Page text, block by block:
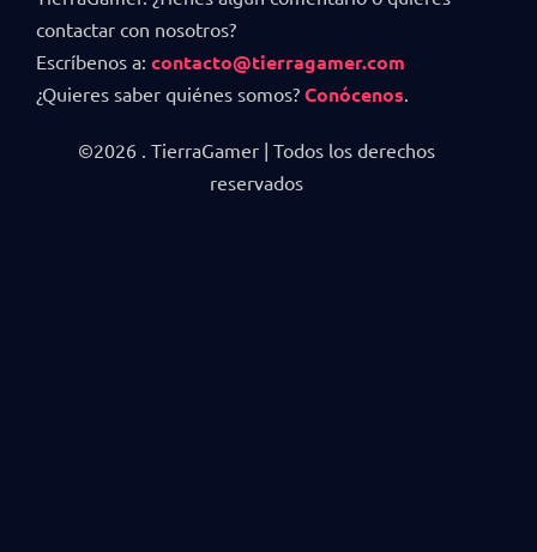
contactar con nosotros?
Escríbenos a: contacto@tierragamer.com
¿Quieres saber quiénes somos? Conócenos
©2026 . TierraGamer | Todos los derechos
reservados